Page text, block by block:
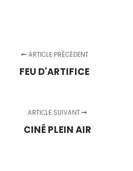
ARTICLE PRÉCÉDENT
FEU D'ARTIFICE
ARTICLE SUIVANT
CINÉ PLEIN AIR